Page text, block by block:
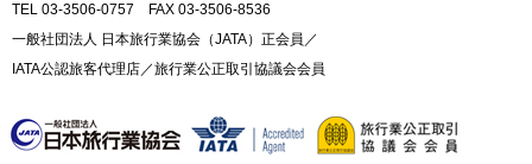
TEL 03-3506-0757 FAX 03-3506-8536
一般社団法人 日本旅行業協会（JATA）正会員／
IATA公認旅客代理店／旅行業公正取引協議会会員